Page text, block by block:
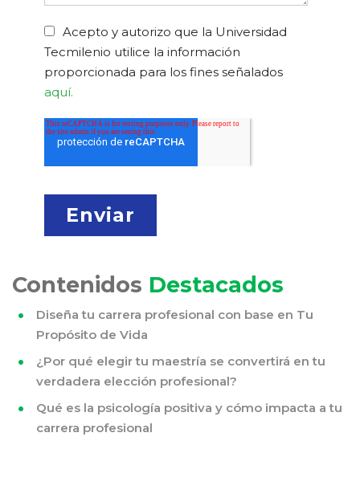
Acepto y autorizo que la Universidad
Tecmilenio utilice la información
proporcionada para los fines señalados
aquí.
Contenidos Destacados
Diseña tu carrera profesional con base en Tu
Propósito de Vida
¿Por qué elegir tu maestría se convertirá en tu
verdadera elección profesional?
Qué es la psicología positiva y cómo impacta a tu
carrera profesional